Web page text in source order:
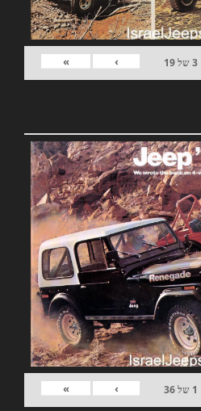
3של19
›
»
1 של36
›
»